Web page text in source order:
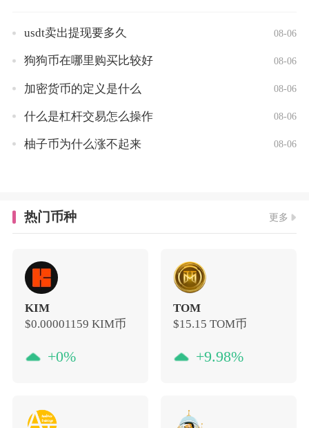
usdt卖出提现要多久 08-06
狗狗币在哪里购买比较好 08-06
加密货币的定义是什么 08-06
什么是杠杆交易怎么操作 08-06
柚子币为什么涨不起来 08-06
热门币种 更多
KIM
$0.00001159 KIM币
+0%
TOM
$15.15 TOM币
+9.98%